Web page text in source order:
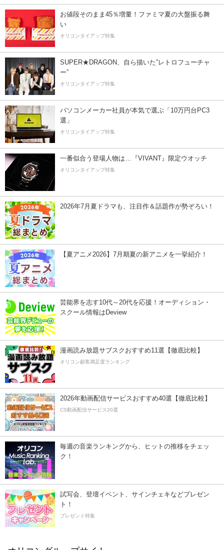
お値段そのまま45％増量！ファミマ夏の大盤振る舞
い
オリコンタイアップ特集
SUPER★DRAGON、自ら描いた”レトロフューチャ
ー”
オリコンタイアップ特集
パソコンメーカー社員が本気で選ぶ「10万円台PC3
選」
オリコンタイアップ特集
一番似合う登場人物は…『VIVANT』限定ウオッチ
オリコンタイアップ特集
2026年7月夏ドラマも、注目作＆話題作が勢ぞろい！
【夏アニメ2026】7月期夏の新アニメを一挙紹介！
芸能界を志す10代～20代を応援！オーディション・
スクール情報はDeview
漫画読み放題サブスクおすすめ11選【徹底比較】
オリコン顧客満足度ランキング
2026年動画配信サービスおすすめ40選【徹底比較】
CS動画配信サービス20選
毎週の音楽ランキングから、ヒットの推移をチェッ
ク！
試写会、登壇イベント、サインチェキなどプレゼン
ト！
プレゼント特集